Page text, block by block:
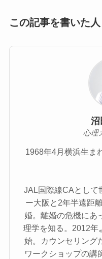
この記事を書いた人
沼
心理
1968年4月横浜生ま
JAL国際線CAとして
ー大阪と2年半遠距
婚。離婚の危機にあ
理学を知る。2012年
始。カウンセリング
ワークショップの講